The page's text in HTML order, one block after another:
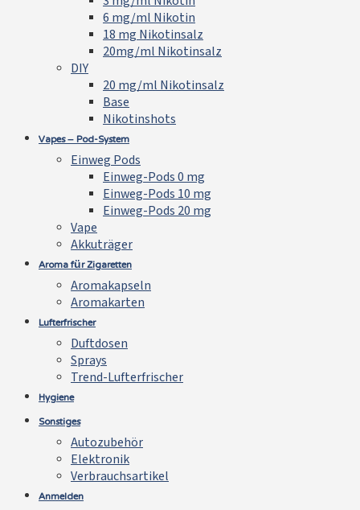
6 mg/ml Nikotin
18 mg Nikotinsalz
20mg/ml Nikotinsalz
DIY
20 mg/ml Nikotinsalz
Base
Nikotinshots
Vapes – Pod-System
Einweg Pods
Einweg-Pods 0 mg
Einweg-Pods 10 mg
Einweg-Pods 20 mg
Vape
Akkuträger
Aroma für Zigaretten
Aromakapseln
Aromakarten
Lufterfrischer
Duftdosen
Sprays
Trend-Lufterfrischer
Hygiene
Sonstiges
Autozubehör
Elektronik
Verbrauchsartikel
Anmelden